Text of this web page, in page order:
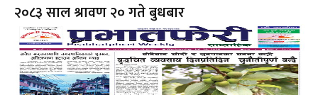
२०८३ साल श्रावण २० गते बुधबार